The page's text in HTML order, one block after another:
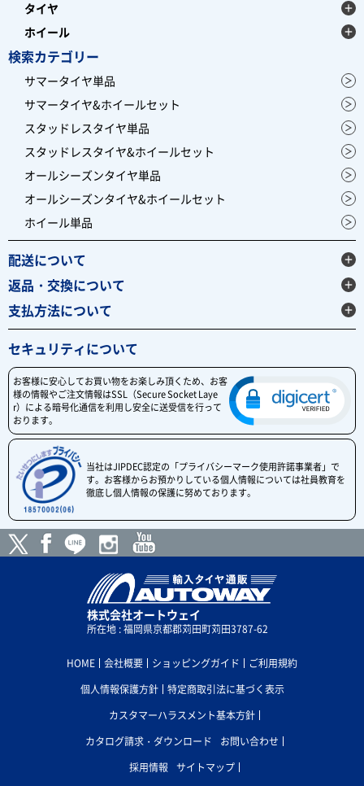
タイヤ
ホイール
検索カテゴリー
サマータイヤ単品
サマータイヤ&ホイールセット
スタッドレスタイヤ単品
スタッドレスタイヤ&ホイールセット
オールシーズンタイヤ単品
オールシーズンタイヤ&ホイールセット
ホイール単品
配送について
返品・交換について
支払方法について
セキュリティについて
お客様に安心してお買い物をお楽しみ頂くため、お客
様の情報やご注文情報はSSL（Secure Socket Laye
r）による暗号化通信を利用し安全に送受信を行って
おります。
当社はJIPDEC認定の「プライバシーマーク使用許諾事業者」で
す。お客様からお預かりしている個人情報については社員教育を
徹底し個人情報の保護に努めております。
株式会社オートウェイ
所在地 : 福岡県京都郡苅田町苅田3787-62
HOME 会社概要 ショッピングガイド
ご利用規約
個人情報保護方針
特定商取引法に基づく表示
カスタマーハラスメント基本方針
カタログ請求・ダウンロード
お問い合わせ
採用情報
サイトマップ